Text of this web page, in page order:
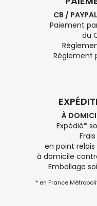
CB /
Paiement
du
Règlement
À
Expédié*
en point
à domicile
Emballage
* en France